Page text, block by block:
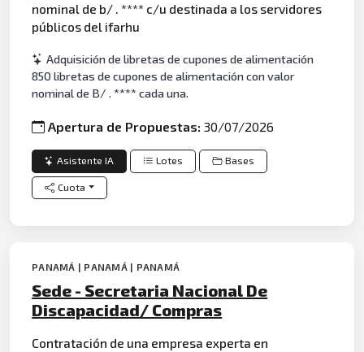
nominal de b/ . **** c/u destinada a los servidores
públicos del ifarhu
Adquisición de libretas de cupones de alimentación
850 libretas de cupones de alimentación con valor
nominal de B/ . **** cada una.
Apertura de Propuestas:30/07/2026
Asistente IA Lotes Bases
Cuota
PANAMÁ | PANAMÁ | PANAMÁ
Sede - Secretaria Nacional De
Discapacidad/ Compras
Contratación de una empresa experta en